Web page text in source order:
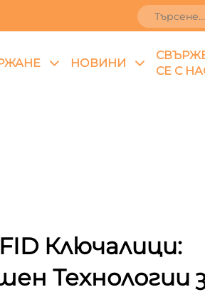
НОВИНИ
СЕ С
Ключалици:
Технологии